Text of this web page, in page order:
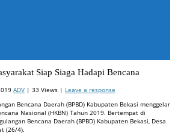
Siap Siaga Hadapi Bencana
ADV | 33 Views | Leave a response
Bencana Daerah (BPBD) Kabupaten Bekasi menggelar
Nasional (HKBN) Tahun 2019. Bertempat di
Bencana Daerah (BPBD) Kabupaten Bekasi, Desa
(26/4).